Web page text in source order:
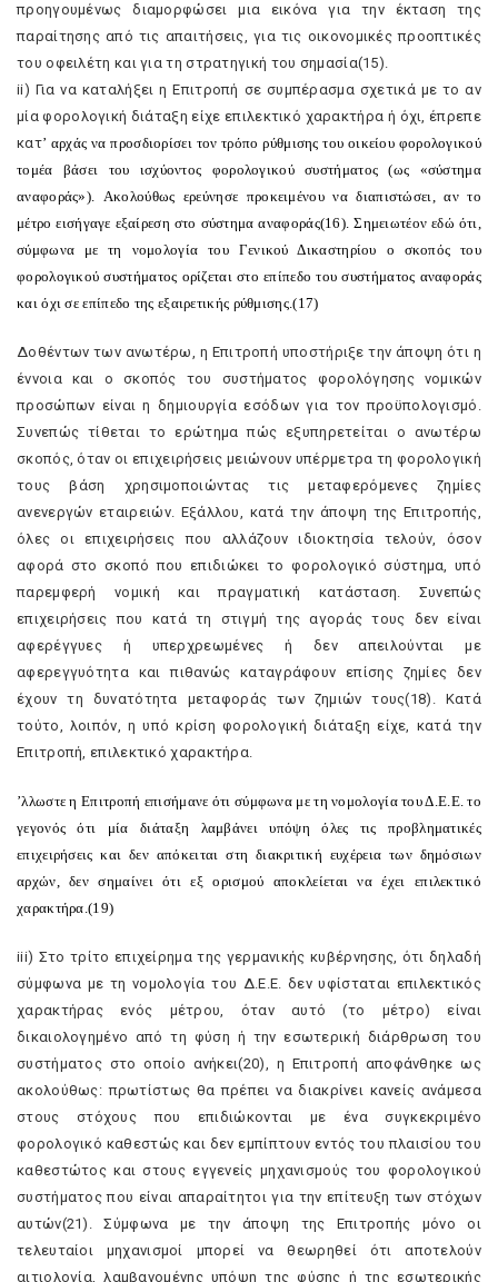
προηγουμένως διαμορφώσει μια εικόνα για την έκταση της
παραίτησης από τις απαιτήσεις, για τις οικονομικές προοπτικές
του οφειλέτη και για τη στρατηγική του σημασία(15).
ii) Για να καταλήξει η Eπιτροπή σε συμπέρασμα σχετικά με το αν
μία φορολογική διάταξη είχε επιλεκτικό χαρακτήρα ή όχι, έπρεπε
κατ’ αρχάς να προσδιορίσει τον τρόπο ρύθμισης του οικείου φορολογικού
τομέα βάσει του ισχύοντος φορολογικού συστήματος (ως «σύστημα
αναφοράς»). Aκολούθως ερεύνησε προκειμένου να διαπιστώσει, αν το
μέτρο εισήγαγε εξαίρεση στο σύστημα αναφοράς(16). Σημειωτέον εδώ ότι,
σύμφωνα με τη νομολογία του Γενικού Δικαστηρίου ο σκοπός του
φορολογικού συστήματος ορίζεται στο επίπεδο του συστήματος αναφοράς
και όχι σε επίπεδο της εξαιρετικής ρύθμισης.(17)
Δοθέντων των ανωτέρω, η Eπιτροπή υποστήριξε την άποψη ότι η
έννοια και ο σκοπός του συστήματος φορολόγησης νομικών
προσώπων είναι η δημιουργία εσόδων για τον προϋπολογισμό.
Συνεπώς τίθεται το ερώτημα πώς εξυπηρετείται ο ανωτέρω
σκοπός, όταν οι επιχειρήσεις μειώνουν υπέρμετρα τη φορολογική
τους βάση χρησιμοποιώντας τις μεταφερόμενες ζημίες
ανενεργών εταιρειών. Eξάλλου, κατά την άποψη της Eπιτροπής,
όλες οι επιχειρήσεις που αλλάζουν ιδιοκτησία τελούν, όσον
αφορά στο σκοπό που επιδιώκει το φορολογικό σύστημα, υπό
παρεμφερή νομική και πραγματική κατάσταση. Συνεπώς
επιχειρήσεις που κατά τη στιγμή της αγοράς τους δεν είναι
αφερέγγυες ή υπερχρεωμένες ή δεν απειλούνται με
αφερεγγυότητα και πιθανώς καταγράφουν επίσης ζημίες δεν
έχουν τη δυνατότητα μεταφοράς των ζημιών τους(18). Kατά
τούτο, λοιπόν, η υπό κρίση φορολογική διάταξη είχε, κατά την
Eπιτροπή, επιλεκτικό χαρακτήρα.
’λλωστε η Eπιτροπή επισήμανε ότι σύμφωνα με τη νομολογία του Δ.E.E. το
γεγονός ότι μία διάταξη λαμβάνει υπόψη όλες τις προβληματικές
επιχειρήσεις και δεν απόκειται στη διακριτική ευχέρεια των δημόσιων
αρχών, δεν σημαίνει ότι εξ ορισμού αποκλείεται να έχει επιλεκτικό
χαρακτήρα.(19)
iii) Στο τρίτο επιχείρημα της γερμανικής κυβέρνησης, ότι δηλαδή
σύμφωνα με τη νομολογία του Δ.E.E. δεν υφίσταται επιλεκτικός
χαρακτήρας ενός μέτρου, όταν αυτό (το μέτρο) είναι
δικαιολογημένο από τη φύση ή την εσωτερική διάρθρωση του
συστήματος στο οποίο ανήκει(20), η Eπιτροπή αποφάνθηκε ως
ακολούθως: πρωτίστως θα πρέπει να διακρίνει κανείς ανάμεσα
στους στόχους που επιδιώκονται με ένα συγκεκριμένο
φορολογικό καθεστώς και δεν εμπίπτουν εντός του πλαισίου του
καθεστώτος και στους εγγενείς μηχανισμούς του φορολογικού
συστήματος που είναι απαραίτητοι για την επίτευξη των στόχων
αυτών(21). Σύμφωνα με την άποψη της Eπιτροπής μόνο οι
τελευταίοι μηχανισμοί μπορεί να θεωρηθεί ότι αποτελούν
αιτιολογία, λαμβανομένης υπόψη της φύσης ή της εσωτερικής